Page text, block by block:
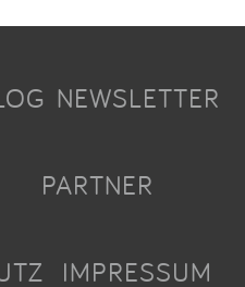
NEWSLETTER
PARTNER
IMPRESSUM